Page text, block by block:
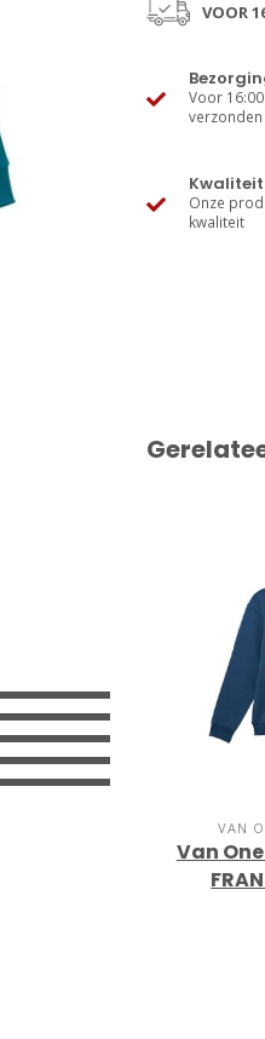
VOOR
Voor
verzonden
Kwaliteit
Onze
kwaliteit
VAN
Van